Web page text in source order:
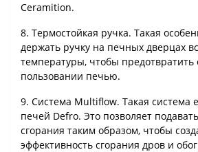
Ceramition.
8. Термостойкая ручка. Такая
держать ручку на печных дверцах
температуры, чтобы предотвратить
пользовании печью.
9. Система Multiflow. Такая система
печей Defro. Это позволяет
сгорания таким образом, чтобы
эффективность сгорания дров и